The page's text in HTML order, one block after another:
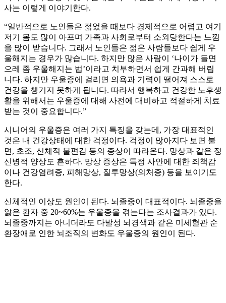
사는 이렇게 이야기한다.
“일반적으로 노인들은 젊었을 때보다 경제적으로 어렵고 여기
저기 몸도 많이 아프며 가족과 사회로부터 소외당한다는 느낌
을 많이 받습니다. 그래서 노인들은 젊은 사람들보다 쉽게 우
울해지는 경우가 많습니다. 하지만 많은 사람이 ‘나이가 들면
으레 좀 우울해지는 법’이라고 치부하면서 쉽게 간과해 버립
니다. 하지만 우울증에 걸리면 의욕과 기력이 떨어져 스스로
건강을 챙기지 못하게 됩니다. 따라서 행복하고 건강한 노후생
활을 위해서는 우울증에 대해 사전에 대비하고 적절하게 치료
받는 것이 중요합니다.”
시니어의 우울증은 여러 가지 특징을 갖는데, 가장 대표적인
것은 내 건강상태에 대한 걱정이다. 걱정이 많아지다 보면 불
면, 초조, 신체적 불편감 등의 증상이 따라온다. 망상과 같은 정
신병적 양상도 흔하다. 망상 증상은 특정 사안에 대한 죄책감
이나 건강염려증, 피해망상, 질투망상(의처증) 등을 보이기도
한다.
신체적인 이상도 원인이 된다. 뇌졸중이 대표적이다. 뇌졸중을
앓은 환자 중 20~60%는 우울증을 겪는다는 조사결과가 있다.
뇌졸중까지는 아니더라도 다발성 뇌경색과 같은 미세혈관 순
환장애로 인한 뇌조직의 변화도 우울증의 원인이 된다.